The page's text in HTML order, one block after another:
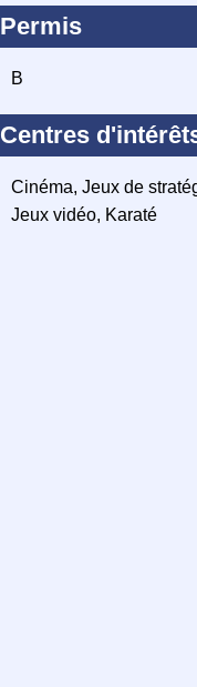
Permis
B
Centres
Cinéma, Jeux de
Jeux vidéo, Karaté